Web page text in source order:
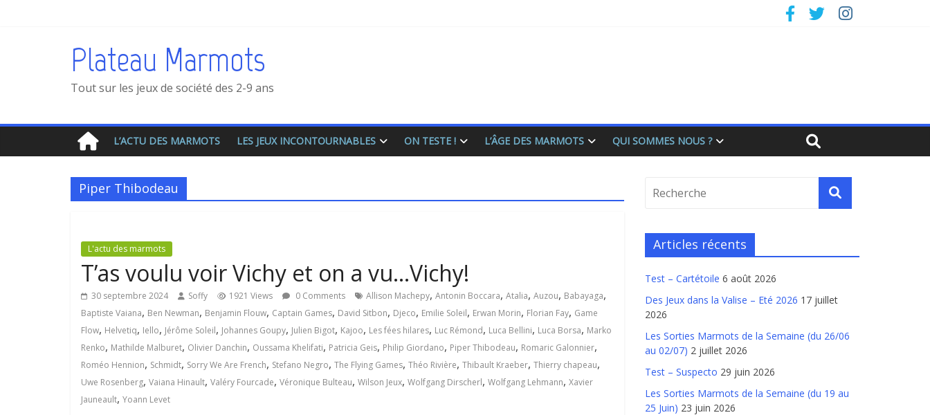
Plateau Marmots
Tout sur les jeux de société des 2-9 ans
L’ACTU DES MARMOTS LES JEUX INCONTOURNABLES ON TESTE ! L’ÂGE DES MARMOTS QUI SOMMES NOUS ?
Piper Thibodeau
L'actu des marmots
T’as voulu voir Vichy et on a vu…Vichy!
30 septembre 2024 Soffy 1921 Views 0 Comments Allison Machepy, Antonin Boccara, Atalia, Auzou, Babayaga,
Baptiste Vaiana, Ben Newman, Benjamin Flouw, Captain Games, David Sitbon, Djeco, Emilie Soleil, Erwan Morin, Florian Fay, Game
Flow, Helvetiq, Iello, Jérôme Soleil, Johannes Goupy, Julien Bigot, Kajoo, Les fées hilares, Luc Rémond, Luca Bellini, Luca Borsa, Marko
Renko, Mathilde Malburet, Olivier Danchin, Oussama Khelifati, Patricia Geis, Philip Giordano, Piper Thibodeau, Romaric Galonnier,
Roméo Hennion, Schmidt, Sorry We Are French, Stefano Negro, The Flying Games, Théo Rivière, Thibault Kraeber, Thierry chapeau,
Uwe Rosenberg, Vaiana Hinault, Valéry Fourcade, Véronique Bulteau, Wilson Jeux, Wolfgang Dirscherl, Wolfgang Lehmann, Xavier
Jauneault, Yoann Levet
Articles récents
Test – Cartétoile 6 août 2026
Des Jeux dans la Valise – Eté 2026 17 juillet
2026
Les Sorties Marmots de la Semaine (du 26/06
au 02/07) 2 juillet 2026
Test – Suspecto 29 juin 2026
Les Sorties Marmots de la Semaine (du 19 au
25 Juin) 23 juin 2026